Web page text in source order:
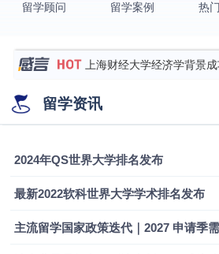
留学顾问 留学案例 热
伯明翰大学数字媒体与创
Offer
上海财经大学经济学背景
硕士录取
数学背景的他，靠“供应链
专科逆袭伦敦大学学院
留学资讯
2024年QS世界大学排名发布
最新2022软科世界大学学术排名发布
主流留学国家政策迭代｜2027 申请季